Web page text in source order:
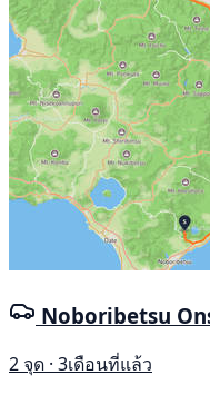
Noboribetsu
2 จุด · 3เดือนที่แล้ว